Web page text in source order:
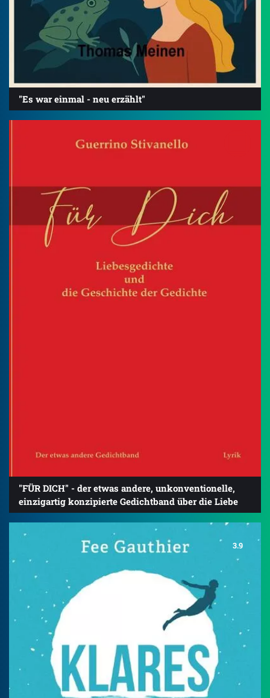
"Es war einmal - neu erzählt"
"FÜR DICH" - der etwas andere, unkonventionelle,
einzigartig konzipierte Gedichtband über die Liebe
3.9